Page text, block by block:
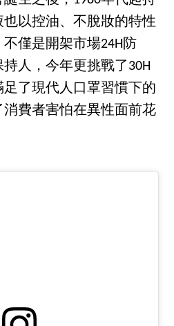
以控油、不脫妝的特性
僅是開架市場24H防
人，今年更挑戰了30H
了現代人口罩習慣下的
費者害怕在異性面前花